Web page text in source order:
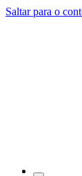
Saltar para o